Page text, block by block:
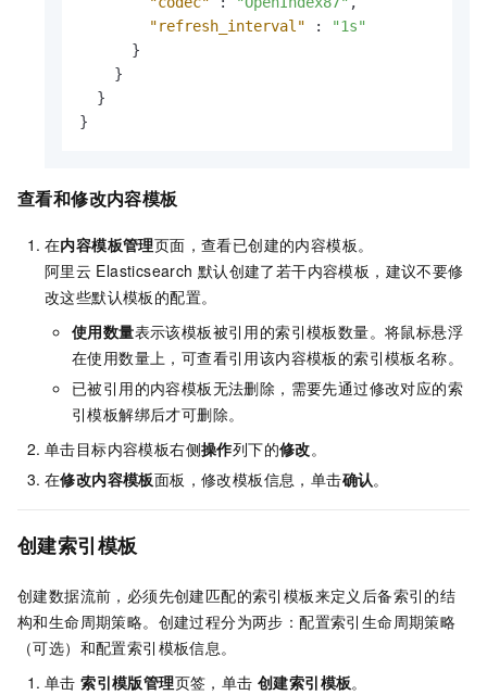
"refresh_interval"
:
"1s"
}
}
}
}
查看和修改内容模板
在内容模板管理页面，查看已创建的内容模板。
阿里云 Elasticsearch 默认创建了若干内容模板，建议不要修
改这些默认模板的配置。
使用数量表示该模板被引用的索引模板数量。将鼠标悬浮
在使用数量上，可查看引用该内容模板的索引模板名称。
已被引用的内容模板无法删除，需要先通过修改对应的索
引模板解绑后才可删除。
单击目标内容模板右侧操作列下的修改。
在修改内容模板面板，修改模板信息，单击确认。
创建索引模板
创建数据流前，必须先创建匹配的索引模板来定义后备索引的结
构和生命周期策略。创建过程分为两步：配置索引生命周期策略
（可选）和配置索引模板信息。
单击 索引模版管理页签，单击 创建索引模板。